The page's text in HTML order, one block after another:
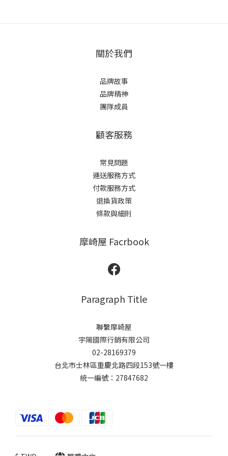
關於我們
品牌故事
品牌精神
團隊成員
顧客服務
常見問題
運送服務方式
付款服務方式
退換貨政策
條款與細則
摩崎屋 Facrbook
Paragraph Title
聯繫摩崎屋
宇陽國際行銷有限公司
02-28169379
台北市士林區重慶北路四段153號一樓
統一編號：27847682